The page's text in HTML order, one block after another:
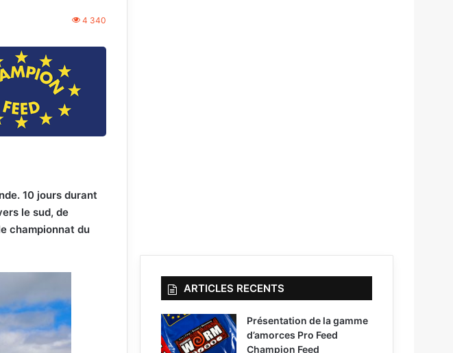
4 340
10 jours durant
le sud, de
championnat du
ARTICLES RECENTS
Présentation de la gamme
d’amorces Pro Feed
Champion Feed